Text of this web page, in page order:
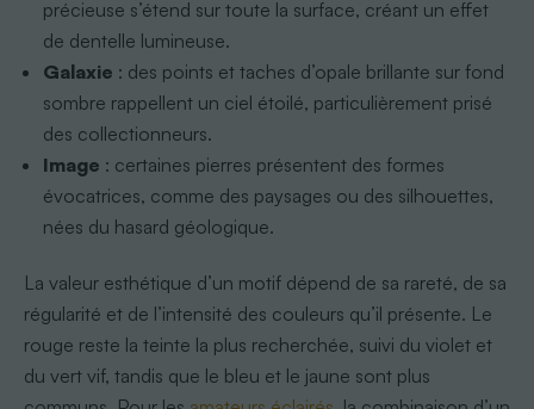
précieuse s’étend sur toute la surface, créant un effet
de dentelle lumineuse.
Galaxie : des points et taches d’opale brillante sur fond
sombre rappellent un ciel étoilé, particulièrement prisé
des collectionneurs.
Image : certaines pierres présentent des formes
évocatrices, comme des paysages ou des silhouettes,
nées du hasard géologique.
La valeur esthétique d’un motif dépend de sa rareté, de sa
régularité et de l’intensité des couleurs qu’il présente. Le
rouge reste la teinte la plus recherchée, suivi du violet et
du vert vif, tandis que le bleu et le jaune sont plus